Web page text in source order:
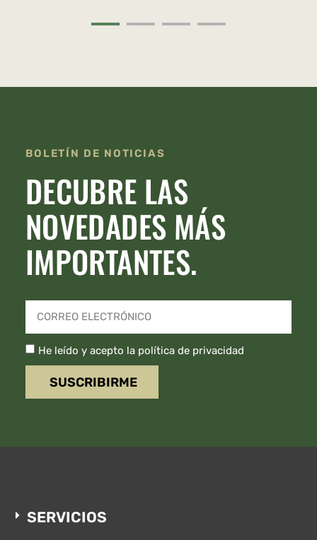
BOLETÍN DE NOTICIAS
DECUBRE LAS
NOVEDADES MÁS
IMPORTANTES.
He leído y acepto la política de privacidad
SUSCRIBIRME
SERVICIOS